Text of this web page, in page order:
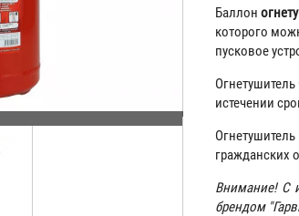
Баллон
которого
пусковое
Огнетушитель
истечении
гражданских
Внимание! С
брендом